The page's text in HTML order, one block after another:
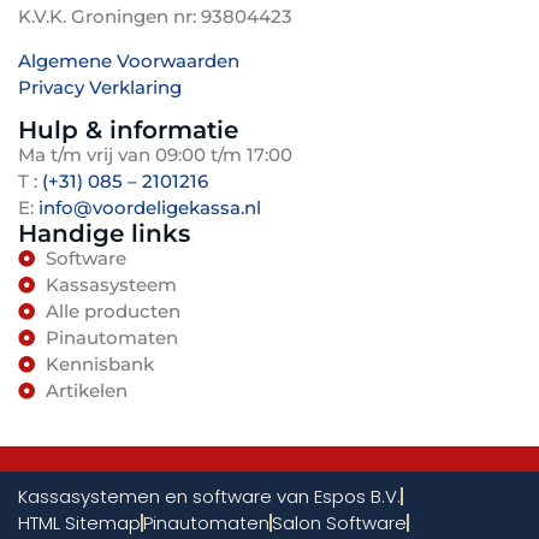
gerichte sessies en praktijkgerichte scenario's,
zoals verkoop en retouren. Een spiekbrief met
de belangrijkste handelingen kan hierbij helpen.
Deze aanpak minimaliseert stress en fouten.
K.V.K. Groningen nr: 93804423
Algemene Voorwaarden
Privacy Verklaring
Hulp & informatie
Ma t/m vrij van 09:00 t/m 17:00
T : (+31) 085 – 2101216
E: info@voordeligekassa.nl
Handige links
Software
Kassasysteem
Alle producten
Pinautomaten
Kennisbank
Artikelen
Kassasystemen en software van Espos B.V.
HTML SitemapPinautomatenSalon Software